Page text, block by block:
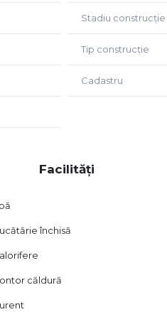
Sudului se vand rapid.
Stadiu construcție
Tip construcție
Cadastru
Facilități
închisă
căldură